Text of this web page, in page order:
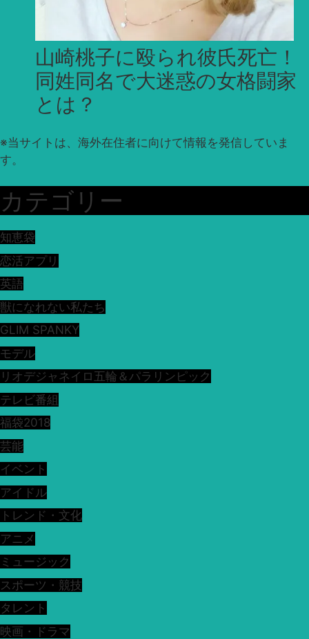
山崎桃子に殴られ彼氏死亡！
同姓同名で大迷惑の女格闘家
とは？
※当サイトは、海外在住者に向けて情報を発信していま
す。
カテゴリー
知恵袋
恋活アプリ
英語
獣になれない私たち
GLIM SPANKY
モデル
リオデジャネイロ五輪＆パラリンピック
テレビ番組
福袋2018
芸能
イベント
アイドル
トレンド・文化
アニメ
ミュージック
スポーツ・競技
タレント
映画・ドラマ